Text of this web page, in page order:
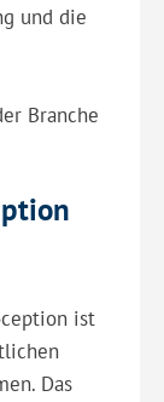
und die
Branche
ist
Das